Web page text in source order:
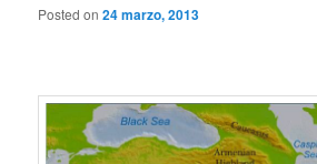
Posted on24 marzo, 2013